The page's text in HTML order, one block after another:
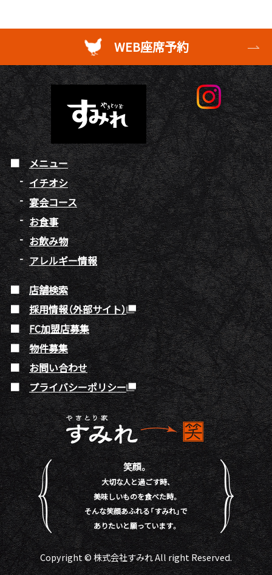
WEB座席予約
メニュー
イチオシ
宴会コース
お食事
お飲み物
アレルギー情報
店舗検索
採用情報（外部サイト）
FC加盟店募集
物件募集
お問い合わせ
プライバシーポリシー
笑顔。
大切な人と過ごす時、
美味しいものを食べた時。
そんな笑顔あふれる「すみれ」で
ありたいと願っています。
Copyright © 株式会社すみれ All right Reserved.